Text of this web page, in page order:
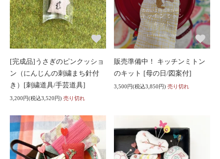
[完成品]うさぎのピンクッショ
ン（にんじんの刺繍まち針付
き）[刺繍道具/手芸道具]
3,200円(税込3,520円) 売り切れ
販売準備中！ キッチンミトン
のキット [母の日/図案付]
3,500円(税込3,850円) 売り切れ